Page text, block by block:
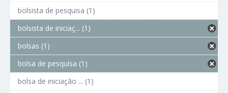
bolsista de pesquisa (1)
bolsista de iniciaç... (1)
bolsas (1)
bolsa de pesquisa (1)
bolsa de iniciação ... (1)